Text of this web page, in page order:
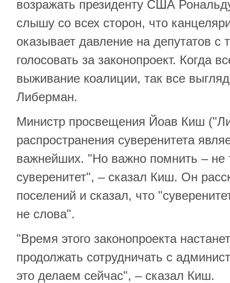
возражать президенту США
слышу со всех сторон, что
оказывает давление на депутатов с
голосовать за законопроект. Когда
выживание коалиции, так все
Либерман.
Министр просвещения Йоав Киш
распространения суверенитета
важнейших. "Но важно помнить – не
суверенитет", – сказал Киш. Он
поселений и сказал, что
не слова".
"Время этого законопроекта
продолжать сотрудничать с
это делаем сейчас", – сказал Киш.